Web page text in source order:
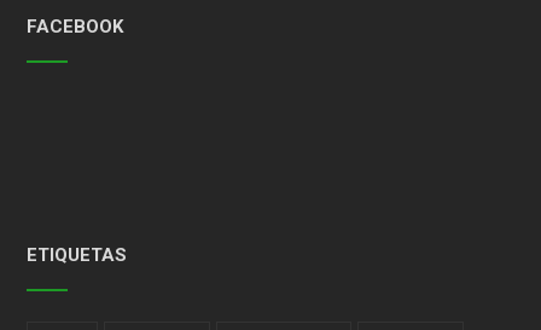
FACEBOOK
ETIQUETAS